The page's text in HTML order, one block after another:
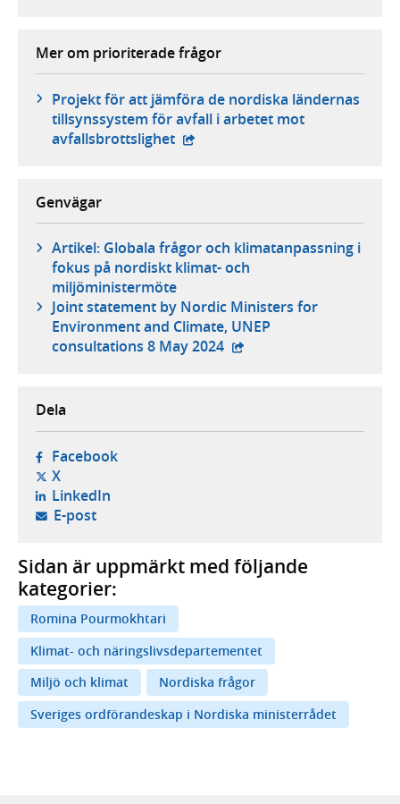
Mer om prioriterade frågor
Projekt för att jämföra de nordiska ländernas
tillsynssystem för avfall i arbetet mot
avfallsbrottslighet - extern webbplats,
Genvägar
Artikel: Globala frågor och klimatanpassning i
fokus på nordiskt klimat- och
miljöministermöte
Joint statement by Nordic Ministers for
Environment and Climate, UNEP
consultations 8 May 2024 - extern webbplats,
Dela
Facebook- öppnas i ny flik, extern webbplats,
X- öppnas i ny flik, extern webbplats,
LinkedIn- öppnas i ny flik, extern webbplats,
E-post- öppnar din e-postklient,
Sidan är uppmärkt med följande
kategorier:
Romina Pourmokhtari
Klimat- och näringslivsdepartementet
Miljö och klimat
Nordiska frågor
Sveriges ordförandeskap i Nordiska ministerrådet